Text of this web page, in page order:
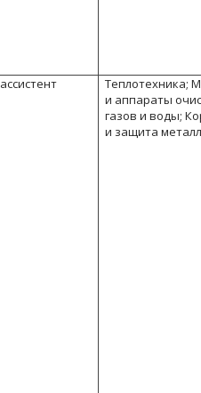
ассистент
Теплотехника;
и аппараты
газов и воды;
и защита